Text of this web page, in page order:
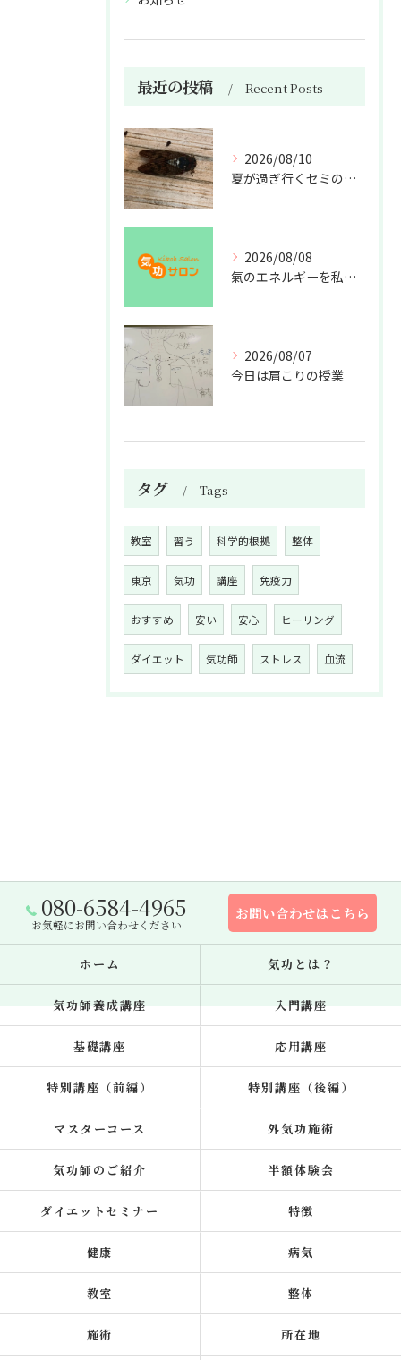
最近の投稿 Recent Posts
2026/08/10
夏が過ぎ行くセミの亡骸
2026/08/08
氣のエネルギーを私利私欲のために使うな
2026/08/07
今日は肩こりの授業
タグ Tags
教室 習う 科学的根拠 整体
東京 気功 講座 免疫力
おすすめ 安い 安心 ヒーリング
ダイエット 気功師 ストレス 血流
080-6584-4965
お気軽にお問い合わせください
お問い合わせはこちら
ホーム 気功とは？
気功師養成講座 入門講座
基礎講座 応用講座
特別講座（前編） 特別講座（後編）
マスターコース 外気功施術
気功師のご紹介 半額体験会
ダイエットセミナー 特徴
健康 病気
教室 整体
施術 所在地